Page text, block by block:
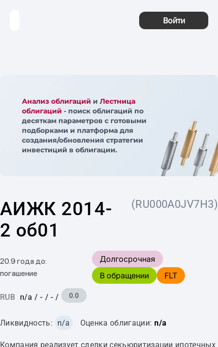
Войти
Анализ облигаций и Лестница
облигаций - поиск облигаций по
десяткам параметров с готовыми
подборками и платформа для
создания/обновления стратегии
инвестиций в облигации.
АИЖК 2014-
2 об01
(RU000A0JV7H3)
20.9 года до:
погашение
Долгосрочная
В обращении
FLT
RUB n/a / - / - / 0.0
Ликвидность: n/a Оценка облигации: n/a
Компания реализует сделки секьюритизации ипотечных